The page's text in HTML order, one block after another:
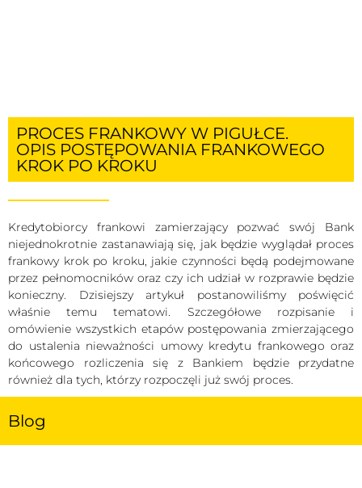
PROCES FRANKOWY W PIGUŁCE.
OPIS POSTĘPOWANIA FRANKOWEGO
KROK PO KROKU
Kredytobiorcy frankowi zamierzający pozwać swój Bank
niejednokrotnie zastanawiają się, jak będzie wyglądał proces
frankowy krok po kroku, jakie czynności będą podejmowane
przez pełnomocników oraz czy ich udział w rozprawie będzie
konieczny. Dzisiejszy artykuł postanowiliśmy poświęcić
właśnie temu tematowi. Szczegółowe rozpisanie i
omówienie wszystkich etapów postępowania zmierzającego
do ustalenia nieważności umowy kredytu frankowego oraz
końcowego rozliczenia się z Bankiem będzie przydatne
również dla tych, którzy rozpoczęli już swój proces.
Blog